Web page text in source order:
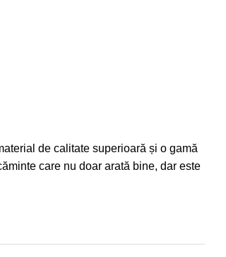
de calitate superioară și o gamă
care nu doar arată bine, dar este